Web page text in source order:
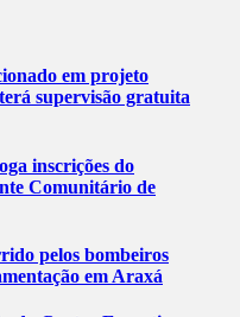
em projeto
supervisão gratuita
inscrições do
Comunitário de
pelos bombeiros
em Araxá